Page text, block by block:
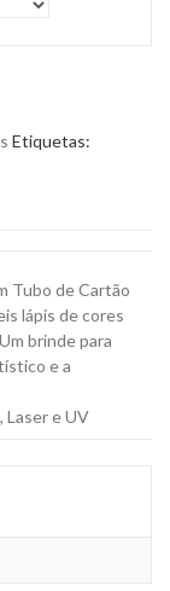
Etiquetas:
Tubo de Cartão
lápis de cores
brinde para
e a
Laser e UV